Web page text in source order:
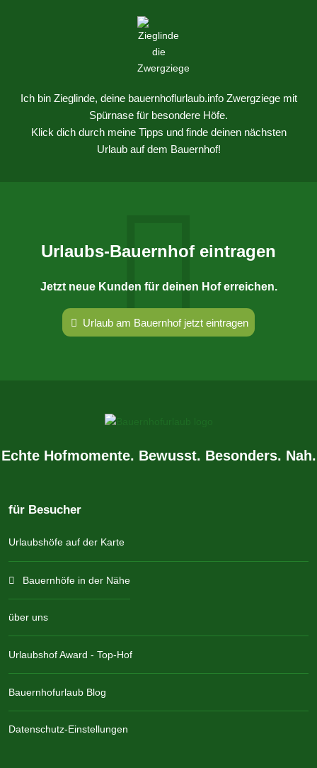
Ich bin Zieglinde, deine bauernhoflurlaub.info Zwergziege mit
Spürnase für besondere Höfe.
Klick dich durch meine Tipps und finde deinen nächsten
Urlaub auf dem Bauernhof!
Urlaubs-Bauernhof eintragen
Jetzt neue Kunden für deinen Hof erreichen.
Urlaub am Bauernhof jetzt eintragen
Echte Hofmomente. Bewusst. Besonders. Nah.
für Besucher
Urlaubshöfe auf der Karte
Bauernhöfe in der Nähe
über uns
Urlaubshof Award - Top-Hof
Bauernhofurlaub Blog
Datenschutz-Einstellungen